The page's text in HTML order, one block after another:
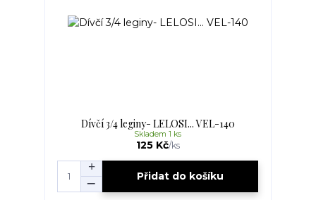
Dívčí 3/4 leginy- LELOSI... VEL-140
125 Kč/ks
Skladem 1 ks
Přidat do košíku